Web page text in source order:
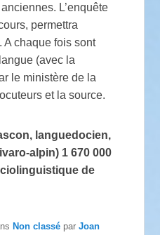
L’enquête
permettra
A chaque fois sont
(avec la
le ministère de la
et la source.
languedocien,
alpin) 1 670 000
de
Non classé parJoan